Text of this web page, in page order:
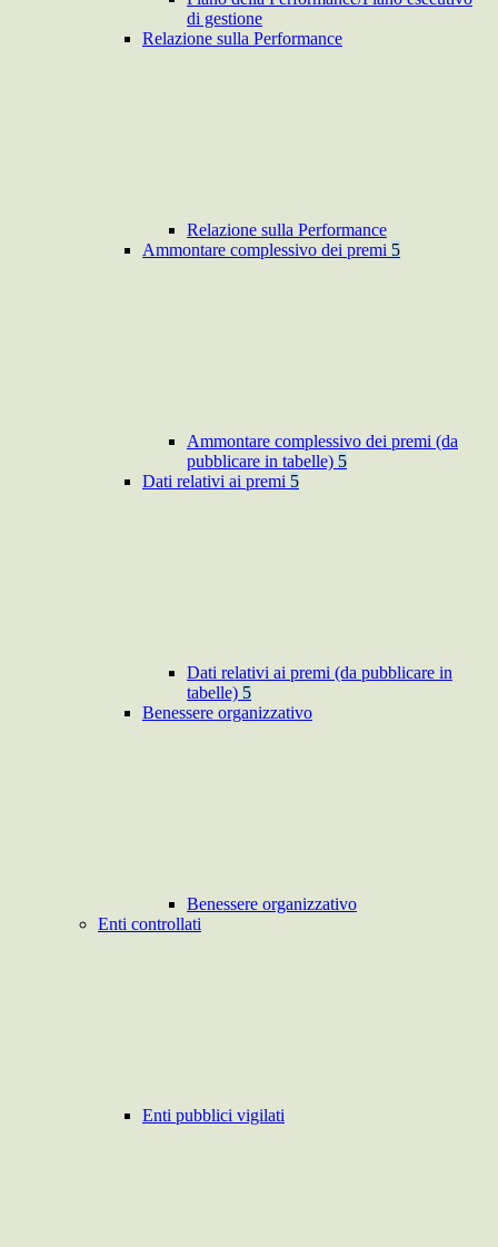
di gestione
Relazione sulla Performance
Relazione sulla Performance
Ammontare complessivo dei premi 5
Ammontare complessivo dei premi (da
pubblicare in tabelle) 5
Dati relativi ai premi 5
Dati relativi ai premi (da pubblicare in
tabelle) 5
Benessere organizzativo
Benessere organizzativo
Enti controllati
Enti pubblici vigilati